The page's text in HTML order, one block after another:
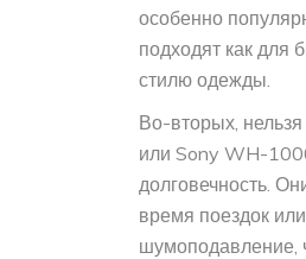
особенно
подходят как для
стилю одежды.
Во-вторых,
или Sony WH-
долговечность.
время поездок
шумоподавление,